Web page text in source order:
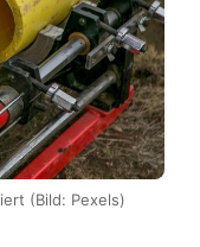
(Bild: Pexels)